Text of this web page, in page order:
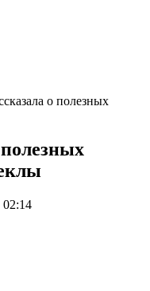
о полезных
02:14